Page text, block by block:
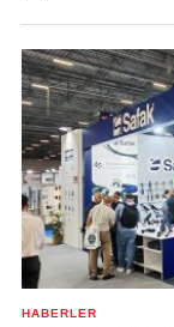
HABERLER